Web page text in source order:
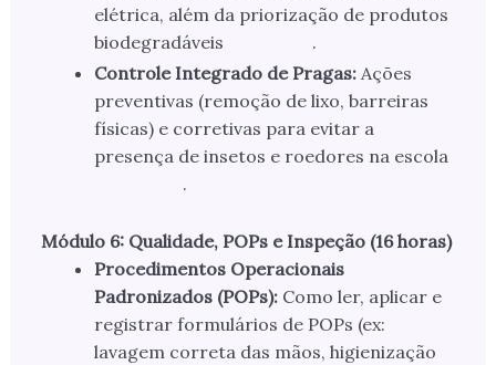
elétrica, além da priorização de produtos
biodegradáveis
.
Controle Integrado de Pragas:Ações
preventivas (remoção de lixo, barreiras
físicas) e corretivas para evitar a
presença de insetos e roedores na escola
.
Módulo 6: Qualidade, POPs e Inspeção (16 horas)
Procedimentos Operacionais
Padronizados (POPs):Como ler, aplicar e
registrar formulários de POPs (ex:
lavagem correta das mãos, higienização